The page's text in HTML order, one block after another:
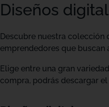
Diseños
Descubre nuestra colección
emprendedores que buscan
Elige entre una gran
compra, podrás descargar